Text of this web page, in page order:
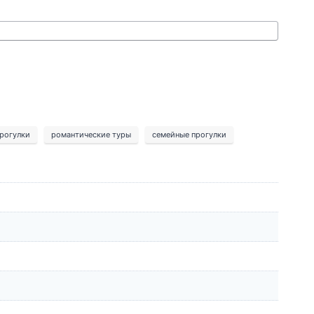
романтические туры семейные прогулки